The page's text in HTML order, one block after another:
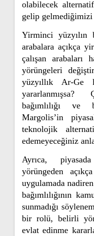
olabilecek
gelip
Yirminci yüzyılın
arabalara açıkça
çalışan arabaları
yörüngeleri
yüzyıllık Ar-Ge
bağımlılığı
Margolis’in
teknolojik
edemeyeceğiniz
Ayrıca,
yörüngeden
uygulamada
bağımlılığının
sunmadığı
bir rolü, belirli
evlat edinme